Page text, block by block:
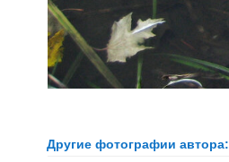
Другие фотографии автора: